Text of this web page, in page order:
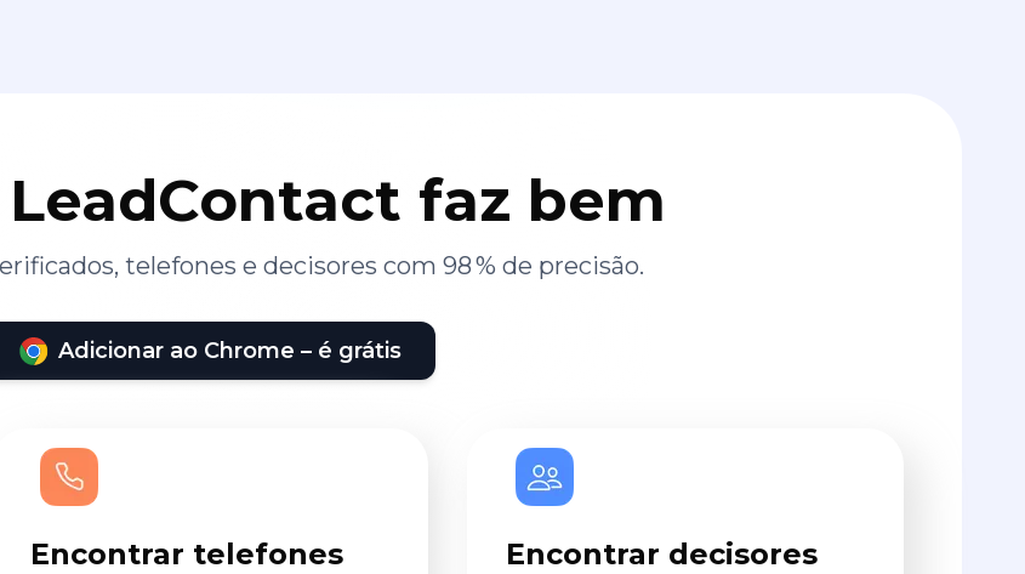
faz bem
telefones e decisores com 98 % de precisão.
Adicionar ao Chrome – é grátis
Encontrar telefones Encontrar decisores